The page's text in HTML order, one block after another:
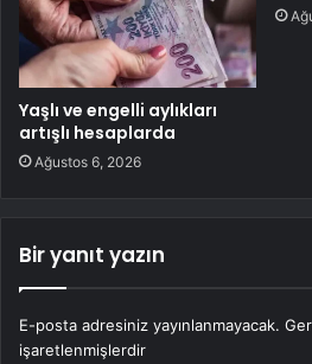
Yaşlı ve engelli aylıkları
artışlı hesaplarda
Ağustos 6, 2026
Bir yanıt yazın
E-posta adresiniz yayınlanmayacak.
işaretlenmişlerdir